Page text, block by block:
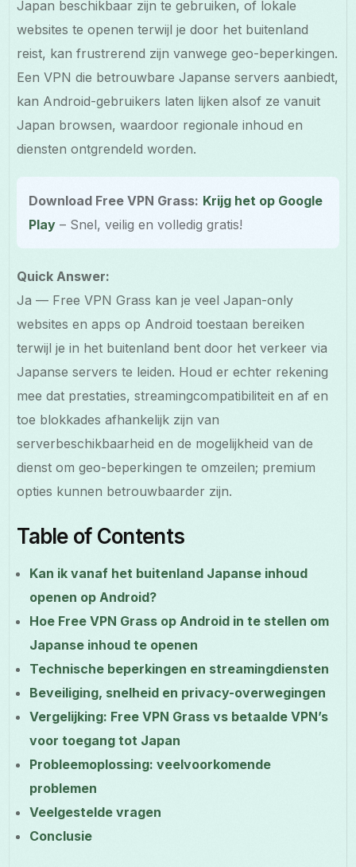
Japan beschikbaar zijn te gebruiken, of lokale
websites te openen terwijl je door het buitenland
reist, kan frustrerend zijn vanwege geo-beperkingen.
Een VPN die betrouwbare Japanse servers aanbiedt,
kan Android-gebruikers laten lijken alsof ze vanuit
Japan browsen, waardoor regionale inhoud en
diensten ontgrendeld worden.
Download Free VPN Grass: Krijg het op Google
Play – Snel, veilig en volledig gratis!
Quick Answer:
Ja — Free VPN Grass kan je veel Japan-only
websites en apps op Android toestaan bereiken
terwijl je in het buitenland bent door het verkeer via
Japanse servers te leiden. Houd er echter rekening
mee dat prestaties, streamingcompatibiliteit en af en
toe blokkades afhankelijk zijn van
serverbeschikbaarheid en de mogelijkheid van de
dienst om geo-beperkingen te omzeilen; premium
opties kunnen betrouwbaarder zijn.
Table of Contents
Kan ik vanaf het buitenland Japanse inhoud
openen op Android?
Hoe Free VPN Grass op Android in te stellen om
Japanse inhoud te openen
Technische beperkingen en streamingdiensten
Beveiliging, snelheid en privacy-overwegingen
Vergelijking: Free VPN Grass vs betaalde VPN’s
voor toegang tot Japan
Probleemoplossing: veelvoorkomende
problemen
Veelgestelde vragen
Conclusie